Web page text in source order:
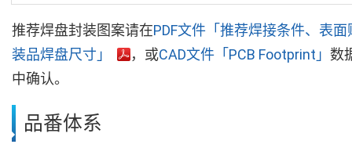
推荐焊盘封装图案请在PDF文件「推荐焊接条件、表面
装品焊盘尺寸」
，或CAD文件「PCB Footprint」 数
中确认。
品番体系